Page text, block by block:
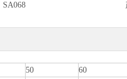
SA068
50 60